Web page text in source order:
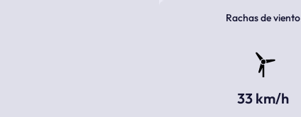
Rachas de viento
33 km/h